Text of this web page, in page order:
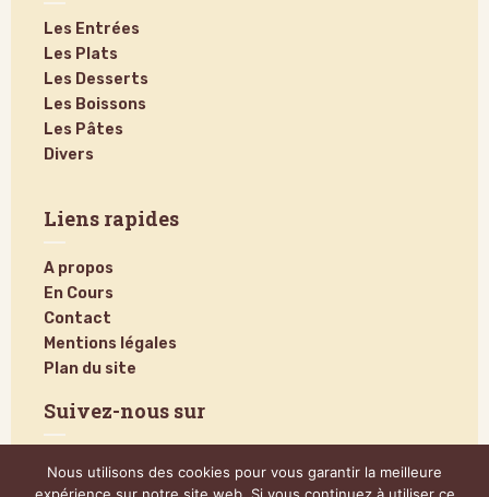
Les Entrées
Les Plats
Les Desserts
Les Boissons
Les Pâtes
Divers
Liens rapides
A propos
En Cours
Contact
Mentions légales
Plan du site
Suivez-nous sur
Nous utilisons des cookies pour vous garantir la meilleure